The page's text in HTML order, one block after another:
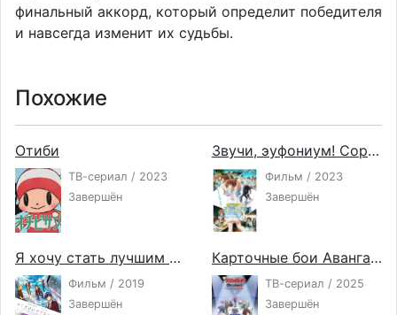
финальный аккорд, который определит победителя
и навсегда изменит их судьбы.
Похожие
Отиби
ТВ-сериал / 2023
Завершён
Звучи, эуфониум! Соревнование ансамблей
Фильм / 2023
Завершён
Я хочу стать лучшим для тебя одной
Фильм / 2019
Завершён
Карточные бои Авангарда: Святая Зет — Делюкс
ТВ-сериал / 2025
Завершён